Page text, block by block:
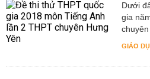
Dưới
gia
chuyên
GIÁO